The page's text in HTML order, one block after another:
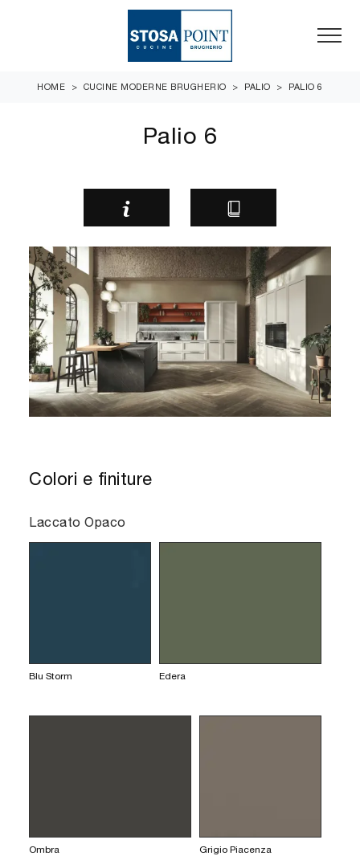
HOME > CUCINE MODERNE BRUGHERIO > PALIO > PALIO 6
Palio 6
Colori e finiture
Laccato Opaco
Blu Storm Edera
Ombra Grigio Piacenza